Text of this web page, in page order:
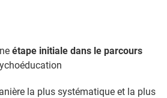
étape initiale dans le parcours
la plus systématique et la plus